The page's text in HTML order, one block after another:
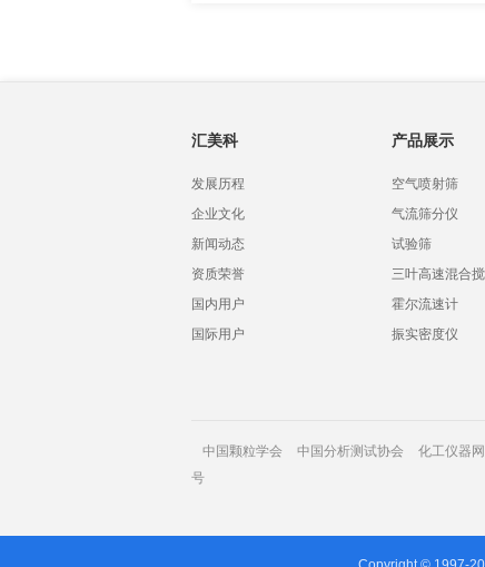
汇美科
发展历程
企业文化
新闻动态
资质荣誉
国内用户
国际用户
产品展示
空气喷射筛
气流筛分仪
试验筛
三叶高速混合
霍尔流速计
振实密度仪
中国颗粒学会 中国分析测试协会 化工仪器网
号